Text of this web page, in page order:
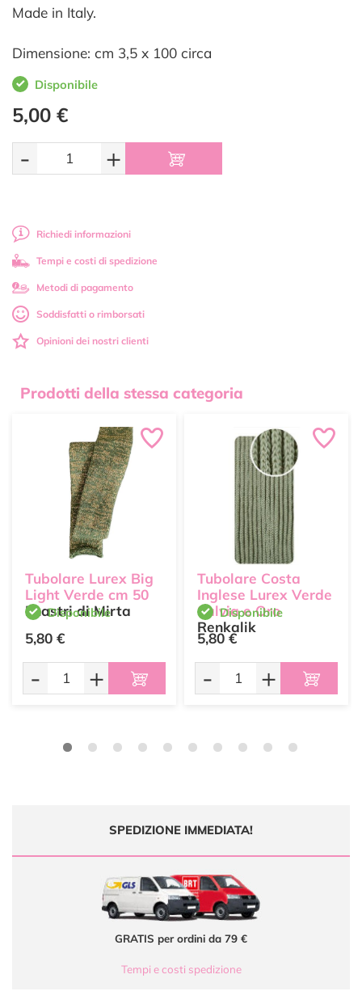
Made in Italy.
Dimensione: cm 3,5 x 100 circa
Disponibile
5,00 €
- +
Richiedi informazioni
Tempi e costi di spedizione
Metodi di pagamento
Soddisfatti o rimborsati
Opinioni dei nostri clienti
Prodotti della stessa categoria
Tubolare Lurex Big
Light Verde cm 50
I nastri di Mirta
Disponibile
5,80 €
- +
Tubolare Costa
Inglese Lurex Verde
Salvia e Oro
Renkalik
Disponibile
5,80 €
- +
SPEDIZIONE IMMEDIATA!
GRATIS per ordini da 79 €
Tempi e costi spedizione